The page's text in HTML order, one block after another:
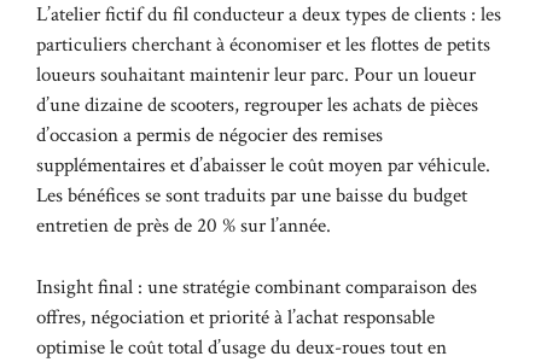
L’atelier fictif du fil conducteur a deux types de clients : les
particuliers cherchant à économiser et les flottes de petits
loueurs souhaitant maintenir leur parc. Pour un loueur
d’une dizaine de scooters, regrouper les achats de pièces
d’occasion a permis de négocier des remises
supplémentaires et d’abaisser le coût moyen par véhicule.
Les bénéfices se sont traduits par une baisse du budget
entretien de près de 20 % sur l’année.
Insight final : une stratégie combinant comparaison des
offres, négociation et priorité à l’achat responsable
optimise le coût total d’usage du deux-roues tout en